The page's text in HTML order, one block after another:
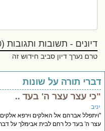
דיונים - תשובות ותגובות (0)
טרם נערך דיון סביב חידוש זה
תורה על שונות
עצר עצר ה' בעד ..
אברהם אל האלקים וירפא אלקים
ה' בעד כל רחם לבית אבימלך על דבר